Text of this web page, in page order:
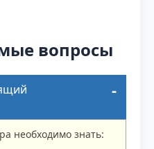
вопросы
необходимо знать: